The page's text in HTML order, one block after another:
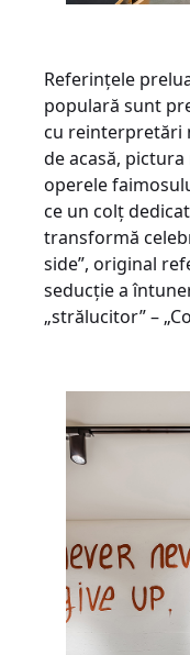
Referințele
populară sunt
cu reinterpretări
de acasă,
operele
ce un colț
transformă
side”, original
seducție a
„strălucitor” –